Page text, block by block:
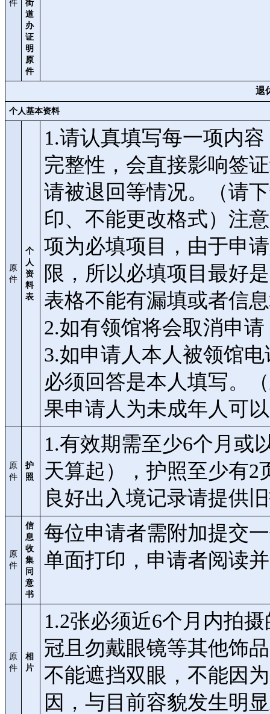
件
街
道
办
证
明
原
件
退
个人基本资料
原
件
个
人
资
料
表
1.请认真填写每一项内
完整性，会直接影响签
请被退回等情况。（请
印、不能更改格式）注
项为必填项目，由于申
限，所以必填项目最好
表格不能有漏填或者信
2.如有领馆将会取消申
3.如申请人本人被领馆
必须回答是本人填写。
果申请人为未成年人可
原
件
护
照
1.有效期需至少6个月或
天算起），护照至少有2
良好出入境记录请提供
原
件
信
息
收
集
同
意
书
每位申请者需附加提交
单面打印，申请者阅读
原
件
相
片
1.2张必须近6个月内拍
冠且勿戴眼镜等其他饰
不能遮挡双眼，不能因
因，与目前容貌发生明